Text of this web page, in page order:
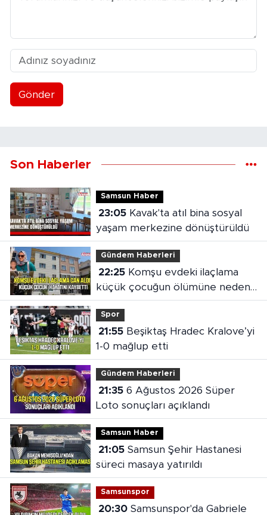
Gönder
Son Haberler
Samsun Haber
23:05Kavak'ta atıl bina sosyal
yaşam merkezine dönüştürüldü
Gündem Haberleri
22:25Komşu evdeki ilaçlama
küçük çocuğun ölümüne neden
oldu
Spor
21:55Beşiktaş Hradec Kralove’yi
1-0 mağlup etti
Gündem Haberleri
21:356 Ağustos 2026 Süper
Loto sonuçları açıklandı
Samsun Haber
21:05Samsun Şehir Hastanesi
süreci masaya yatırıldı
Samsunspor
20:30Samsunspor'da Gabriele